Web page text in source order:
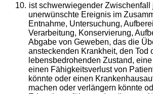
10. ist schwerwiegender Zwischenfall
unerwünschte Ereignis im
Entnahme, Untersuchung,
Verarbeitung, Konservierung,
Abgabe von Geweben, das die
ansteckenden Krankheit, den Tod
lebensbedrohenden Zustand,
einen Fähigkeitsverlust von
könnte oder einen
machen oder verlängern könnte